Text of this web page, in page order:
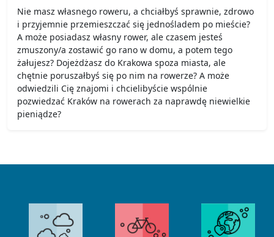
Nie masz własnego roweru, a chciałbyś sprawnie, zdrowo
i przyjemnie przemieszczać się jednośladem po mieście?
A może posiadasz własny rower, ale czasem jesteś
zmuszony/a zostawić go rano w domu, a potem tego
żałujesz? Dojeżdżasz do Krakowa spoza miasta, ale
chętnie poruszałbyś się po nim na rowerze? A może
odwiedzili Cię znajomi i chcielibyście wspólnie
pozwiedzać Kraków na rowerach za naprawdę niewielkie
pieniądze?